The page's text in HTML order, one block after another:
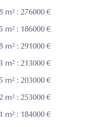
: 276000 €
: 186000 €
: 291000 €
: 213000 €
: 203000 €
: 253000 €
: 184000 €